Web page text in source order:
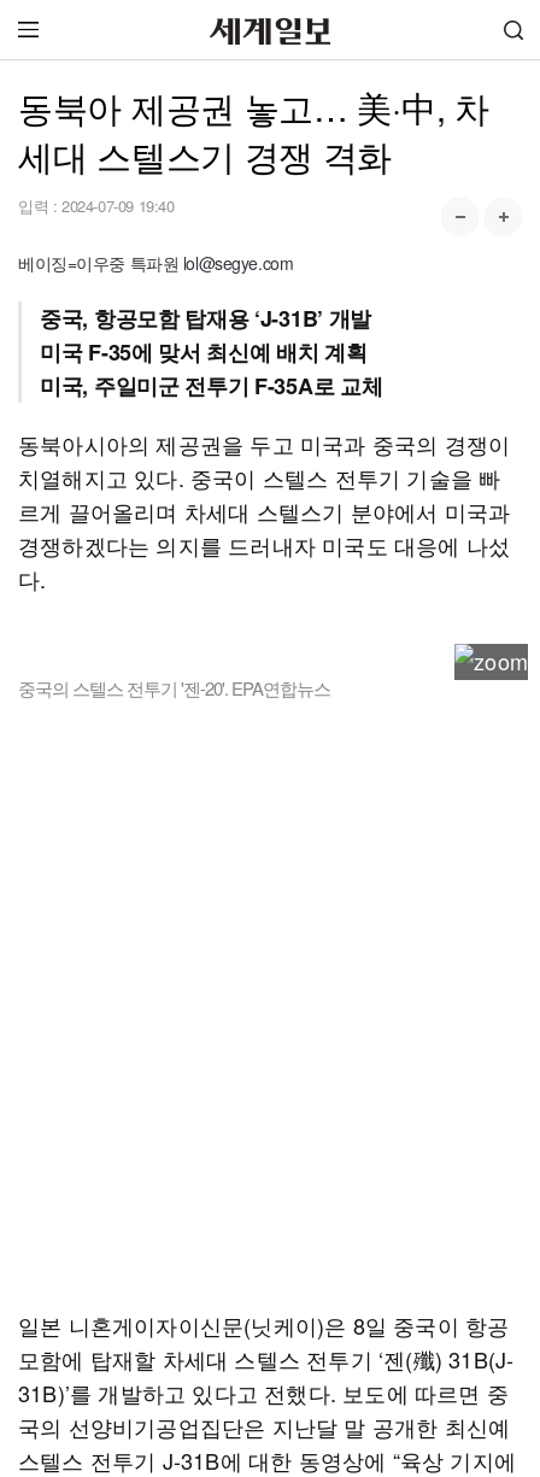
동북아 제공권 놓고… 美·中, 차
세대 스텔스기 경쟁 격화
입력 : 2024-07-09 19:40
베이징=이우중 특파원 lol@segye.com
중국, 항공모함 탑재용 ‘J-31B’ 개발
미국 F-35에 맞서 최신예 배치 계획
미국, 주일미군 전투기 F-35A로 교체
동북아시아의 제공권을 두고 미국과 중국의 경쟁이
치열해지고 있다. 중국이 스텔스 전투기 기술을 빠
르게 끌어올리며 차세대 스텔스기 분야에서 미국과
경쟁하겠다는 의지를 드러내자 미국도 대응에 나섰
다.
중국의 스텔스 전투기 '젠-20'. EPA연합뉴스
일본 니혼게이자이신문(닛케이)은 8일 중국이 항공
모함에 탑재할 차세대 스텔스 전투기 ‘젠(殲) 31B(J-
31B)’를 개발하고 있다고 전했다. 보도에 따르면 중
국의 선양비기공업집단은 지난달 말 공개한 최신예
스텔스 전투기 J-31B에 대한 동영상에 “육상 기지에